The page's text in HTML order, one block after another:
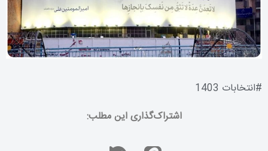
#انتخابات 1403
اشتراک‌گذاری این مطلب: